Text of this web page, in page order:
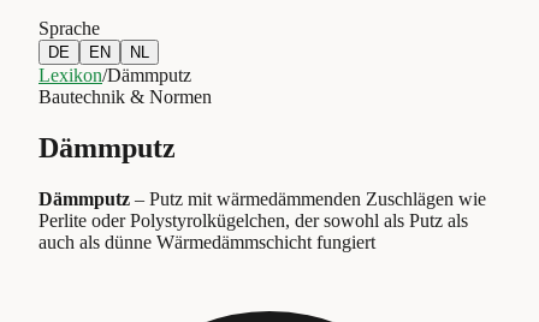
Sprache
DE EN NL
Lexikon/Dämmputz
Bautechnik & Normen
Dämmputz
Dämmputz – Putz mit wärmedämmenden Zuschlägen wie
Perlite oder Polystyrolkügelchen, der sowohl als Putz als
auch als dünne Wärmedämmschicht fungiert